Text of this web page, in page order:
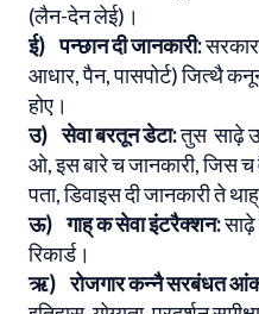
(लैन-देन लेई)।
ई) पन्छान दी जानकारी:
आधार, पैन, पासपोर्ट) जित्थै
होए।
उ) सेवा बरतून डेटा:तुस साढ़े
ओ, इस बारे च जानकारी, जिस च
पता, डिवाइस दी जानकारी ते
ऊ) गाह् क सेवा इंटरैक्शन:साढ़े
रिकार्ड।
ऋ) रोजगार कन्नै सरबंधत